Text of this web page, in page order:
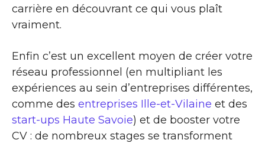
carrière en découvrant ce qui vous plaît
vraiment.
Enfin c’est un excellent moyen de créer votre
réseau professionnel (en multipliant les
expériences au sein d’entreprises différentes,
comme des entreprises Ille-et-Vilaine et des
start-ups Haute Savoie) et de booster votre
CV : de nombreux stages se transforment